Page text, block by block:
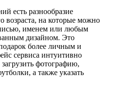
есть разнообразие
возраста, на которые можно
именем или любым
дизайном. Это
более личным и
сервиса интуитивно
фотографию,
а также указать